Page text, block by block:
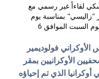
لقاءاً غير رسمي مع
"زاليسي" بمناسبة يوم
الصحافة الذي يتم إحياؤه في أوكرانيا اليوم السبت الموافق 6
الأوكراني فولوديمير
الأوكرانيين بمقر
أوكرانيا الذي تم إحياؤه